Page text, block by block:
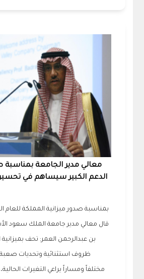
معالي مدير الجامعة بمناسبة
الدعم الكبير سيساهم في
قال معالي مدير جامعة الملك سعود
بن عبدالرحمن العمر: تحف بميزانية
ظروف استثنائية وتحديات
مختلفاً ومساراً يراعي التغيرات